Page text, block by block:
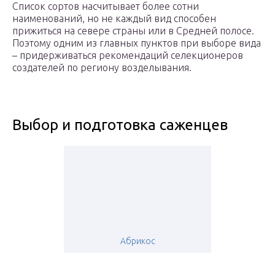
Список сортов насчитывает более сотни
наименований, но не каждый вид способен
прижиться на севере страны или в Средней полосе.
Поэтому одним из главных пунктов при выборе вида
– придерживаться рекомендаций селекционеров
создателей по региону возделывания.
Выбор и подготовка саженцев
Абрикос